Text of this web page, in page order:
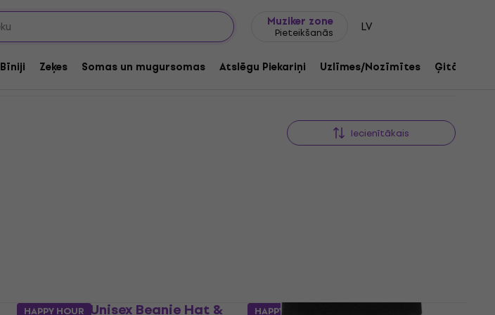
Muziker zone
Pieteikšanās LV
Bīniji Zeķes Somas un mugursomas Atslēgu Piekariņi Uzlīmes/Nozīmītes Ģitāru
Iecienītākais
Billie Eilish Unisex Beanie Hat &
HAPPY HOUR HAPPY HOUR